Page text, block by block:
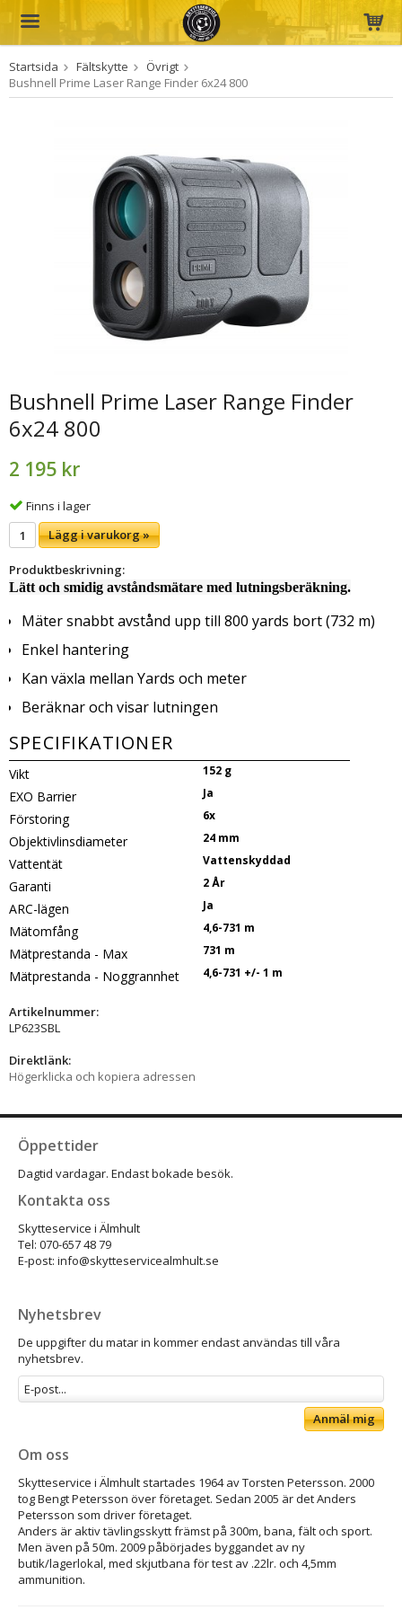
Produkten har blivit tillagd i varukorgen
Startsida Fältskytte
Övrigt
Bushnell Prime Laser Range Finder 6x24 800
Bushnell Prime Laser Range Finder
6x24 800
2 195 kr
Finns i lager
Lägg i varukorg »
Produktbeskrivning:
Lätt och smidig avståndsmätare med lutningsberäkning.
Mäter snabbt avstånd upp till 800 yards bort (732 m)
Enkel hantering
Kan växla mellan Yards och meter
Beräknar och visar lutningen
SPECIFIKATIONER
Vikt 152 g
EXO Barrier Ja
Förstoring 6x
Objektivlinsdiameter 24 mm
Vattentät Vattenskyddad
Garanti 2 År
ARC-lägen Ja
Mätomfång 4,6-731 m
Mätprestanda - Max 731 m
Mätprestanda - Noggrannhet 4,6-731 +/- 1 m
Artikelnummer:
LP623SBL
Direktlänk:
Högerklicka och kopiera adressen
Öppettider
Dagtid vardagar. Endast bokade besök.
Kontakta oss
Skytteservice i Älmhult
Tel: 070-657 48 79
E-post: info@skytteservicealmhult.se
Nyhetsbrev
De uppgifter du matar in kommer endast användas till våra
nyhetsbrev.
Anmäl mig
Om oss
Skytteservice i Älmhult startades 1964 av Torsten Petersson. 2000
tog Bengt Petersson över företaget. Sedan 2005 är det Anders
Petersson som driver företaget.
Anders är aktiv tävlingsskytt främst på 300m, bana, fält och sport.
Men även på 50m. 2009 påbörjades byggandet av ny
butik/lagerlokal, med skjutbana för test av .22lr. och 4,5mm
ammunition.